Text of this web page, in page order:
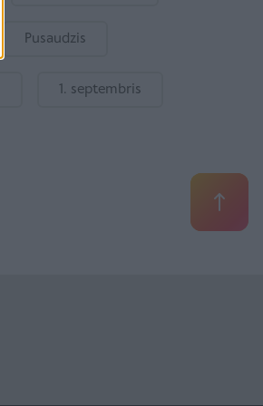
Pusaudzis
1. septembris